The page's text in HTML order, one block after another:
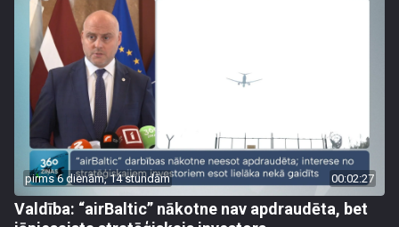
pirms 6 dienām, 14 stundām 00:02:27
Valdība: “airBaltic” nākotne nav apdraudēta, bet